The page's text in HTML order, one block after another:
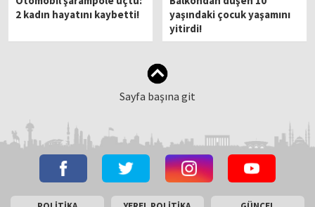
2 kadın hayatını kaybetti!
yaşındaki çocuk yaşamını
yitirdi!
Sayfa başına git